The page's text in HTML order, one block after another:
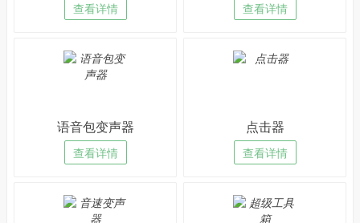
查看详情 查看详情
语音包变声器
查看详情
点击器
查看详情